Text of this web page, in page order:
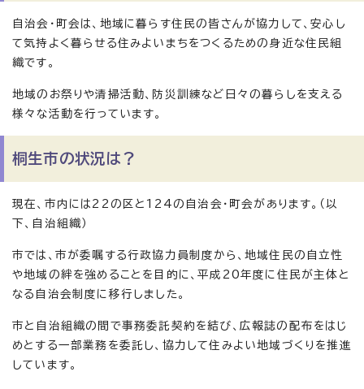
自治会・町会は、地域に暮らす住民の皆さんが協力して、安心し
て気持よく暮らせる住みよいまちをつくるための身近な住民組
織です。
地域のお祭りや清掃活動、防災訓練など日々の暮らしを支える
様々な活動を行っています。
桐生市の状況は？
現在、市内には22の区と124の自治会・町会があります。（以
下、自治組織）
市では、市が委嘱する行政協力員制度から、地域住民の自立性
や地域の絆を強めることを目的に、平成20年度に住民が主体と
なる自治会制度に移行しました。
市と自治組織の間で事務委託契約を結び、広報誌の配布をはじ
めとする一部業務を委託し、協力して住みよい地域づくりを推進
しています。